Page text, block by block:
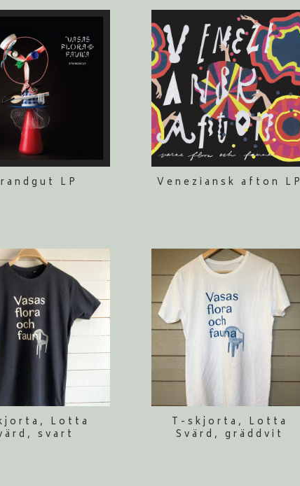
LP Veneziansk afton LP
Lotta
svart
T-skjorta, Lotta
Svärd, gräddvit